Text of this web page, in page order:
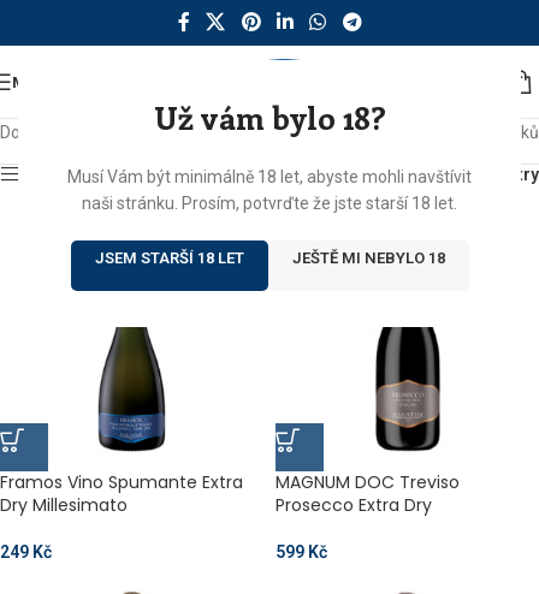
Už vám bylo 18?
Musí Vám být minimálně 18 let, abyste mohli navštívit
naši stránku. Prosím, potvrďte že jste starší 18 let.
JSEM STARŠÍ 18 LET JEŠTĚ MI NEBYLO 18
MENU
Domů Produkty se štítkem „dry“ Zobrazeno 5 výsledků
Zobrazit sidebar Filtry
Framos Vino Spumante Extra
Dry Millesimato
249 Kč
MAGNUM DOC Treviso
Prosecco Extra Dry
599 Kč